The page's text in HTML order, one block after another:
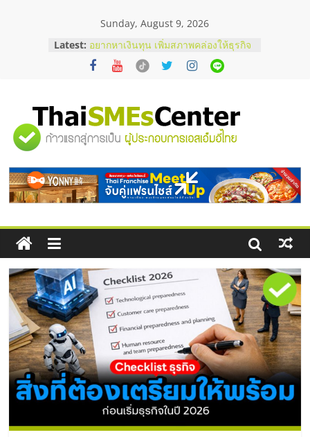
Sunday, August 9, 2026
Latest: บริษัท Cybersecurity ในไทยที่ไหนดี?
วิธีเลือกผู้ให้บริการให้คุ้มค่าและตอบ
โจทย์ธุรกิจ
สัมมนาออนไลน์ โอกาสบริหารสถานี
บริการน้ำมัน Shell
สัมมนาลงทุน แฟรนไชส์ยอนนี่
ไชส์ ครั้งที่ 8
ร้านเครื่องเสียงคุณภาพสูง พร้อม
โซลูชันระบบภาพและเสียง
"ศูนย์
รวม
ข้อมูล
ธุรกิจ
SME
แห่ง
ประเทศไทย,
ThaiSMEsCenter,